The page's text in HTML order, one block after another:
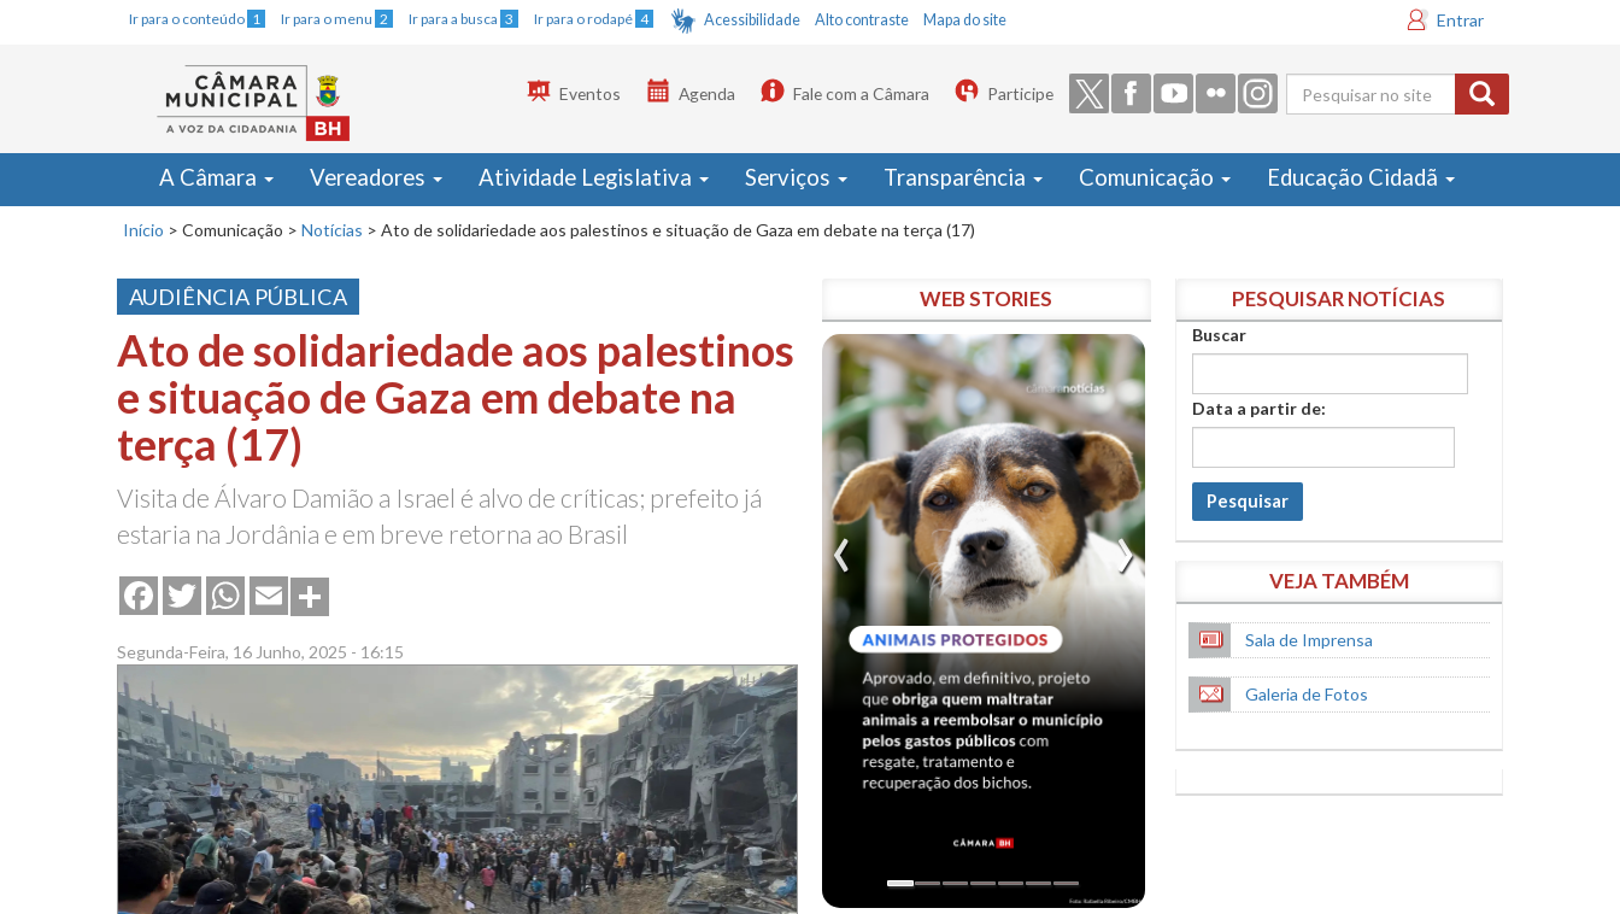
Ir para o conteúdo 1 Ir para o menu 2 Ir para a busca 3 Ir para o rodapé 4 Acessibilidade Alto contraste Mapa do site Entrar
Formulário
de busca
Eventos Agenda Fale com a Câmara Participe
A Câmara Vereadores Atividade Legislativa Serviços Transparência Comunicação Educação Cidadã
Início > Comunicação > Notícias > Ato de solidariedade aos palestinos e situação de Gaza em debate na terça (17)
AUDIÊNCIA PÚBLICA
Ato de solidariedade aos palestinos
e situação de Gaza em debate na
terça (17)
Visita de Álvaro Damião a Israel é alvo de críticas; prefeito já
estaria na Jordânia e em breve retorna ao Brasil
FacebookTwitterWhatsApp
Email
Segunda-Feira, 16 Junho, 2025 - 16:15
WEB STORIES PESQUISAR NOTÍCIAS
Buscar
Data a partir de:
Pesquisar
VEJA TAMBÉM
Sala de Imprensa
Galeria de Fotos